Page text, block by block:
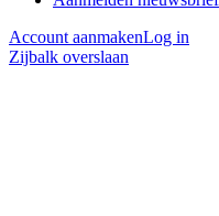
Account aanmakenLog in
Zijbalk overslaan